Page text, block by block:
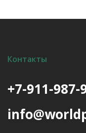
Контакты
+7-911-987-